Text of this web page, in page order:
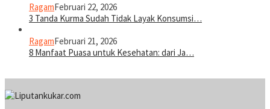
RagamFebruari 22, 2026
3 Tanda Kurma Sudah Tidak Layak Konsumsi…
RagamFebruari 21, 2026
8 Manfaat Puasa untuk Kesehatan: dari Ja…